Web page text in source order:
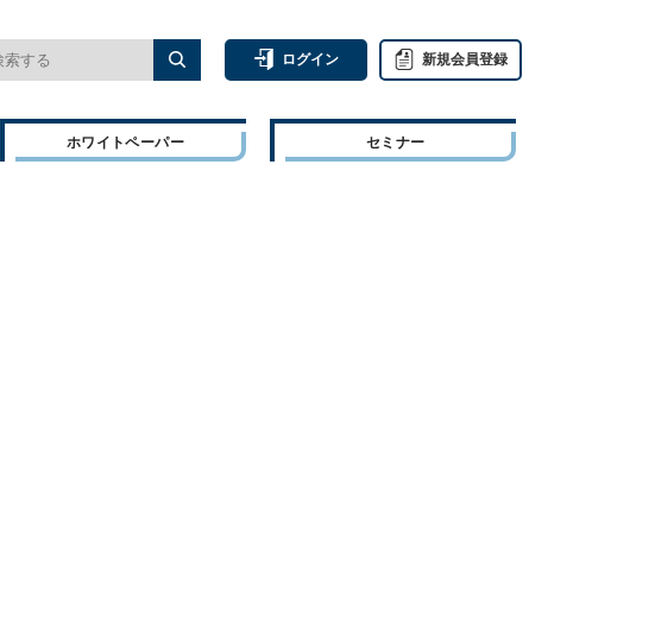
ログイン 新規会員登録
ホワイトペーパー セミナー